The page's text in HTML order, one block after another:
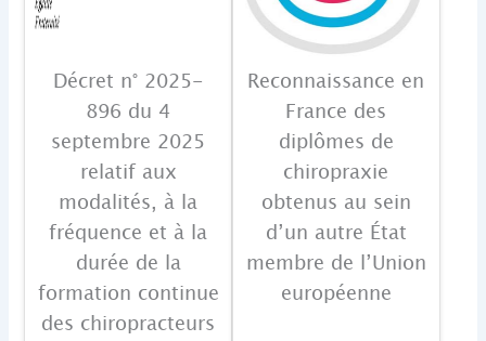
Décret n° 2025-
896 du 4
septembre 2025
relatif aux
modalités, à la
fréquence et à la
durée de la
formation continue
des chiropracteurs
Reconnaissance en
France des
diplômes de
chiropraxie
obtenus au sein
d’un autre État
membre de l’Union
européenne